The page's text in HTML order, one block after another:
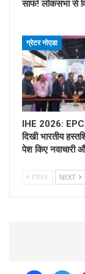
साफ! लोकसभा से
ग्रेटर नोएडा
IHE 2026:
दिखी भारतीय
पेश किए नवाचारी
PREV NEXT